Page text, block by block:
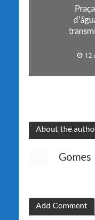
12
About the
Gomes
Add Comment